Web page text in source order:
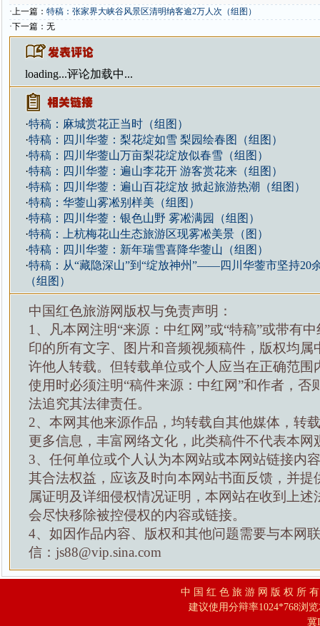
·上一篇： 特稿：张家界大峡谷风景区清明纳客逾2万人次（组图）
·下一篇：无
loading...评论加载中...
·特稿：麻城赏花正当时（组图）
·特稿：四川华蓥：梨花绽如雪 梨园绘春图（组图）
·特稿：四川华蓥山万亩梨花绽放似春雪（组图）
·特稿：四川华蓥：遍山李花开 游客赏花来（组图）
·特稿：四川华蓥：遍山百花绽放 掀起旅游热潮（组图）
·特稿：华蓥山雾凇别样美（组图）
·特稿：四川华蓥：银色山野 雾凇满园（组图）
·特稿：上杭梅花山生态旅游区现雾凇美景（图）
·特稿：四川华蓥：新年瑞雪喜降华蓥山（组图）
·特稿：从“藏隐深山”到“绽放神州”——四川华蓥市坚持20
（组图）
中国红色旅游网版权与免责声明：
1、凡本网注明“来源：中红网”或“特稿”或带有
印的所有文字、图片和音频视频稿件，版权均属
许他人转载。但转载单位或个人应当在正确范围
使用时必须注明“稿件来源：中红网”和作者，否
法追究其法律责任。
2、本网其他来源作品，均转载自其他媒体，转
更多信息，丰富网络文化，此类稿件不代表本网
3、任何单位或个人认为本网站或本网站链接内
其合法权益，应该及时向本网站书面反馈，并提
属证明及详细侵权情况证明，本网站在收到上述
会尽快移除被控侵权的内容或链接。
4、如因作品内容、版权和其他问题需要与本网
信：js88@vip.sina.com
中 国 红 色 旅 游 网 版 权 所
建议使用分辩率1024*768浏
冀